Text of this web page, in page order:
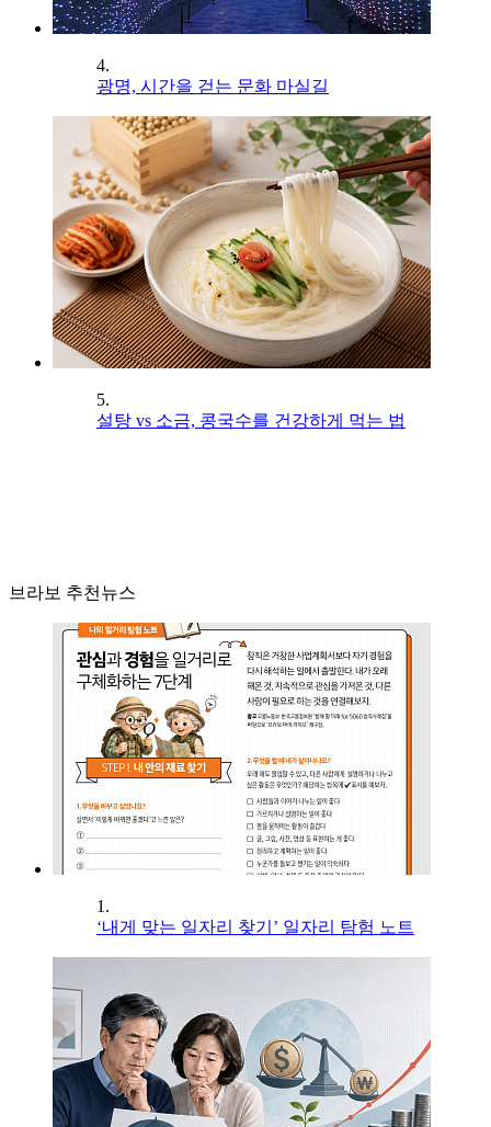
4.
광명, 시간을 걷는 문화 마실길
5.
설탕 vs 소금, 콩국수를 건강하게 먹는 법
브라보 추천뉴스
1.
‘내게 맞는 일자리 찾기’ 일자리 탐험 노트